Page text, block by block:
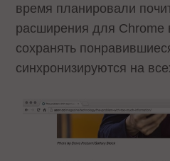
время планировали
расширения для Chrome
сохранять
синхронизируются на